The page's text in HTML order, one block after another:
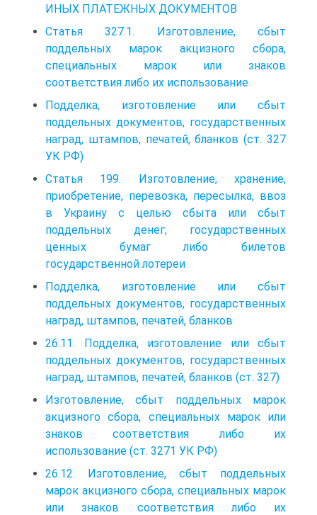
ИНЫХ ПЛАТЕЖНЫХ ДОКУМЕНТОВ
Статья 327.1. Изготовление, сбыт
поддельных марок акцизного сбора,
специальных марок или знаков
соответствия либо их использование
Подделка, изготовление или сбыт
поддельных документов, государственных
наград, штампов, печатей, бланков (ст. 327
УК РФ)
Статья 199. Изготовление, хранение,
приобретение, перевозка, пересылка, ввоз
в Украину с целью сбыта или сбыт
поддельных денег, государственных
ценных бумаг либо билетов
государственной лотереи
Подделка, изготовление или сбыт
поддельных документов, государственных
наград, штампов, печатей, бланков
26.11. Подделка, изготовление или сбыт
поддельных документов, государственных
наград, штампов, печатей, бланков (ст. 327)
Изготовление, сбыт поддельных марок
акцизного сбора, специальных марок или
знаков соответствия либо их
использование (ст. 3271 УК РФ)
26.12. Изготовление, сбыт поддельных
марок акцизного сбора, специальных марок
или знаков соответствия либо их